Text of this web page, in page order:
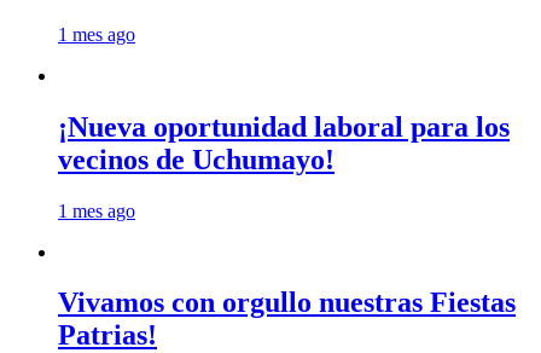
1 mes ago
¡Nueva oportunidad laboral para los
vecinos de Uchumayo!
1 mes ago
Vivamos con orgullo nuestras Fiestas
Patrias!